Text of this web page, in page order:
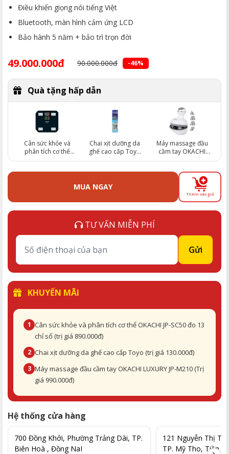
Điều khiển giọng nói tiếng Việt
Bluetooth, màn hình cảm ứng LCD
Bảo hành 5 năm + bảo trì trọn đời
49.000.000đ 90.000.000đ -46%
Quà tặng hấp dẫn
Cân sức khỏe và
phân tích cơ thể
OKACHI JP-SC50 đo
Chai xịt dưỡng da
ghế cao cấp Toyo
(trị giá 130.000đ)
Máy massage đầu
cầm tay OKACHI
LUXURY JP-M210 (Trị
MUA NGAY
Thêm vào giỏ
TƯ VẤN MIỄN PHÍ
Gửi
KHUYẾN MÃI
1 Cân sức khỏe và phân tích cơ thể OKACHI JP-SC50 đo 13
chỉ số (trị giá 890.000đ)
2 Chai xịt dưỡng da ghế cao cấp Toyo (trị giá 130.000đ)
3 Máy massage đầu cầm tay OKACHI LUXURY JP-M210 (Trị
giá 990.000đ)
Hệ thống cửa hàng
700 Đồng Khởi, Phường Trảng Dài, TP.
Biên Hoà , Đồng NaI
121 Nguyễn Thị
TP. Mỹ Tho, Tiền